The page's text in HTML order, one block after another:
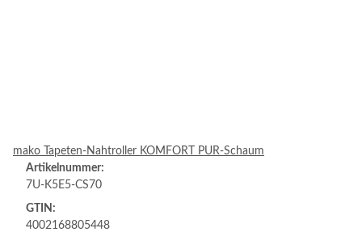
mako Tapeten-Nahtroller KOMFORT PUR-Schaum
Artikelnummer:
7U-K5E5-CS70
GTIN:
4002168805448